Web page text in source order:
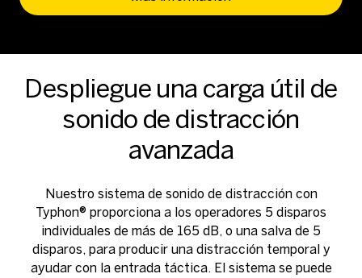
Despliegue una carga útil de
sonido de distracción
avanzada
Nuestro sistema de sonido de distracción con
Typhon® proporciona a los operadores 5 disparos
individuales de más de 165 dB, o una salva de 5
disparos, para producir una distracción temporal y
ayudar con la entrada táctica. El sistema se puede